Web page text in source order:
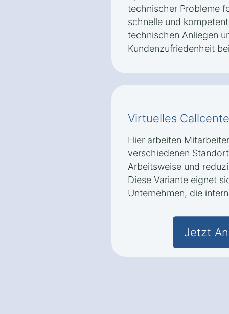
technischer Probleme
schnelle und
technischen Anliegen
Kundenzufriedenheit
Virtuelles
Hier arbeiten
verschiedenen
Arbeitsweise und
Diese Variante eignet
Unternehmen, die
Jetzt